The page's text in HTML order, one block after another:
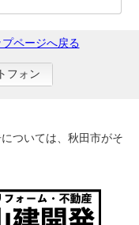
プページへ戻る
フォン
ついては、秋田市がそ